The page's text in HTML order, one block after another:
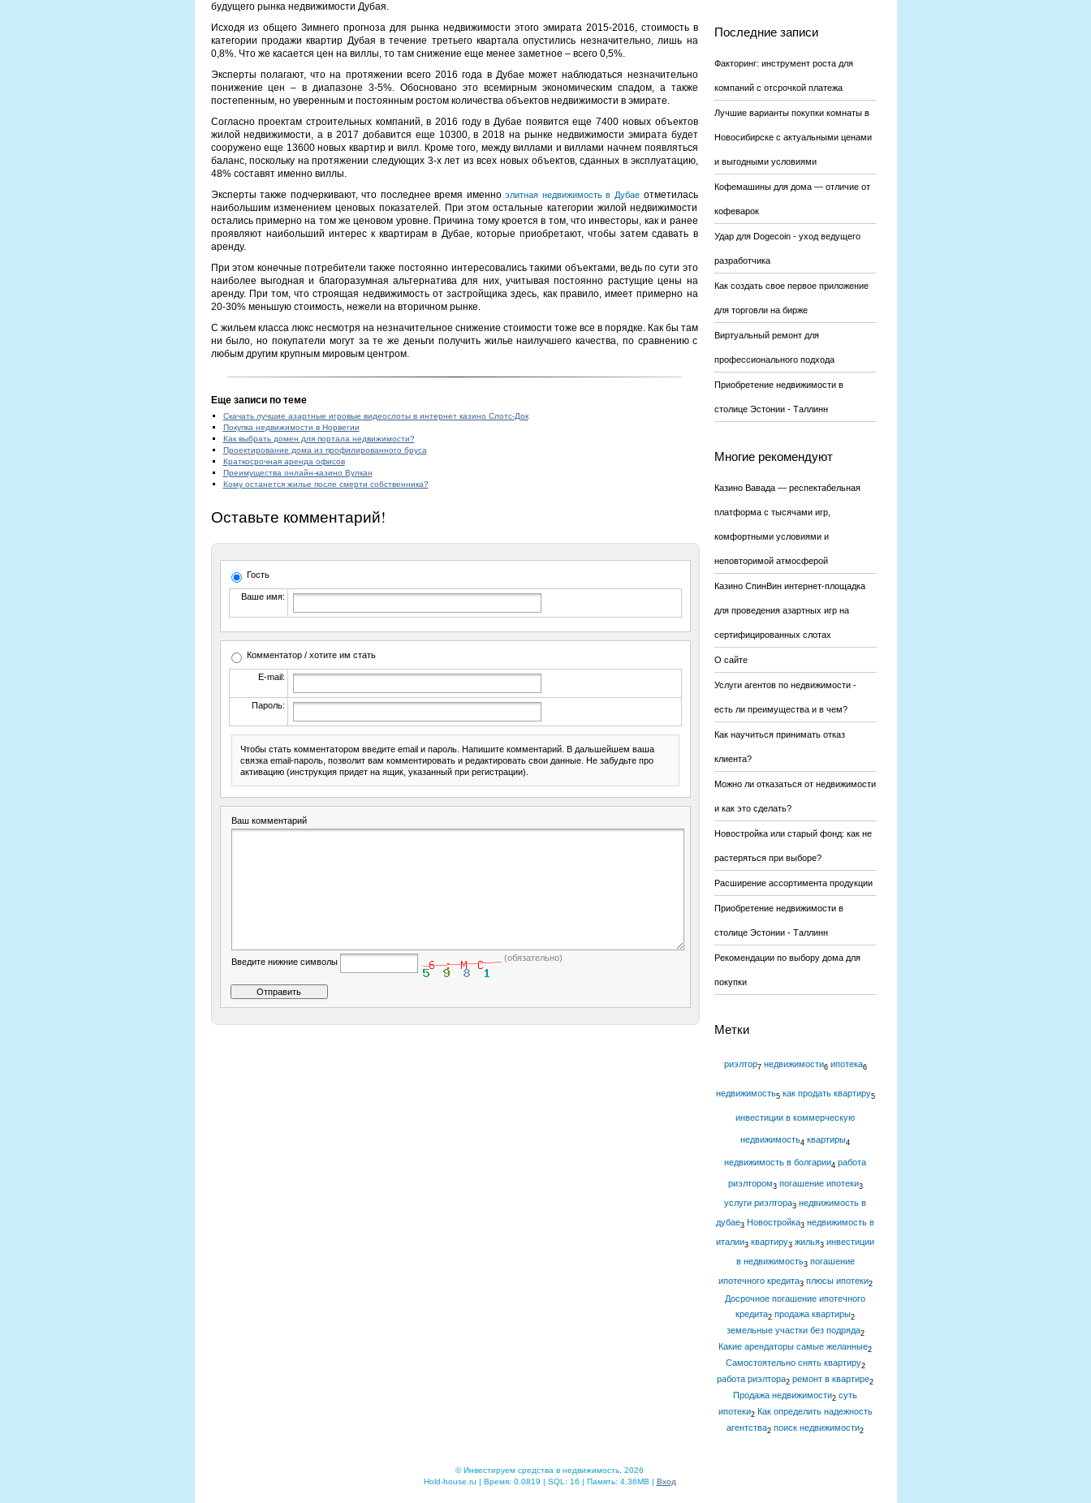
будущего рынка недвижимости Дубая.
Исходя из общего Зимнего прогноза для рынка недвижимости этого эмирата 2015-2016, стоимость в
категории продажи квартир Дубая в течение третьего квартала опустились незначительно, лишь на
0,8%. Что же касается цен на виллы, то там снижение еще менее заметное – всего 0,5%.
Эксперты полагают, что на протяжении всего 2016 года в Дубае может наблюдаться незначительно
понижение цен – в диапазоне 3-5%. Обосновано это всемирным экономическим спадом, а также
постепенным, но уверенным и постоянным ростом количества объектов недвижимости в эмирате.
Согласно проектам строительных компаний, в 2016 году в Дубае появится еще 7400 новых объектов
жилой недвижимости, а в 2017 добавится еще 10300, в 2018 на рынке недвижимости эмирата будет
сооружено еще 13600 новых квартир и вилл. Кроме того, между виллами и виллами начнем появляться
баланс, поскольку на протяжении следующих 3-х лет из всех новых объектов, сданных в эксплуатацию,
48% составят именно виллы.
Эксперты также подчеркивают, что последнее время именноэлитная недвижимость в Дубаеотметилась
наибольшим изменением ценовых показателей. При этом остальные категории жилой недвижимости
остались примерно на том же ценовом уровне. Причина тому кроется в том, что инвесторы, как и ранее
проявляют наибольший интерес к квартирам в Дубае, которые приобретают, чтобы затем сдавать в
аренду.
При этом конечные потребители также постоянно интересовались такими объектами, ведь по сути это
наиболее выгодная и благоразумная альтернатива для них, учитывая постоянно растущие цены на
аренду. При том, что строящая недвижимость от застройщика здесь, как правило, имеет примерно на
20-30% меньшую стоимость, нежели на вторичном рынке.
С жильем класса люкс несмотря на незначительное снижение стоимости тоже все в порядке. Как бы там
ни было, но покупатели могут за те же деньги получить жилье наилучшего качества, по сравнению с
любым другим крупным мировым центром.
Еще записи по теме
Скачать лучшие азартные игровые видеослоты в интернет казино Слотс-Док
Покупка недвижимости в Норвегии
Как выбрать домен для портала недвижимости?
Проектирование дома из профилированного бруса
Краткосрочная аренда офисов
Преимущества онлайн-казино Вулкан
Кому останется жилье после смерти собственника?
Оставьте комментарий!
Гость
Ваше имя:
Комментатор / хотите им стать
E-mail:
Пароль:
Чтобы стать комментатором введите email и пароль. Напишите комментарий. В дальшейшем ваша
связка email-пароль, позволит вам комментировать и редактировать свои данные. Не забудьте про
активацию (инструкция придет на ящик, указанный при регистрации).
Ваш комментарий
Введите нижние символы (обязательно)
Последние записи
Факторинг: инструмент роста для
компаний с отсрочкой платежа
Лучшие варианты покупки комнаты в
Новосибирске с актуальными ценами
и выгодными условиями
Кофемашины для дома — отличие от
кофеварок
Удар для Dogecoin - уход ведущего
разработчика
Как создать свое первое приложение
для торговли на бирже
Виртуальный ремонт для
профессионального подхода
Приобретение недвижимости в
столице Эстонии - Таллинн
Многие рекомендуют
Казино Вавада — респектабельная
платформа с тысячами игр,
комфортными условиями и
неповторимой атмосферой
Казино СпинВин интернет-площадка
для проведения азартных игр на
сертифицированных слотах
О сайте
Услуги агентов по недвижимости -
есть ли преимущества и в чем?
Как научиться принимать отказ
клиента?
Можно ли отказаться от недвижимости
и как это сделать?
Новостройка или старый фонд: как не
растеряться при выборе?
Расширение ассортимента продукции
Приобретение недвижимости в
столице Эстонии - Таллинн
Рекомендации по выбору дома для
покупки
Метки
риэлтор7 недвижимости6 ипотека6
недвижимость5 как продать квартиру5
инвестиции в коммерческую
недвижимость4 квартиры4
недвижимость в болгарии4 работа
риэлтором3 погашение ипотеки3
услуги риэлтора3 недвижимость в
дубае3 Новостройка3 недвижимость в
италии3 квартиру3 жилья3 инвестиции
в недвижимость3 погашение
ипотечного кредита3 плюсы ипотеки2
Досрочное погашение ипотечного
кредита2 продажа квартиры2
земельные участки без подряда2
Какие арендаторы самые желанные2
Самостоятельно снять квартиру2
работа риэлтора2 ремонт в квартире2
Продажа недвижимости2 суть
ипотеки2 Как определить надежность
агентства2 поиск недвижимости2
© Инвестируем средства в недвижимость, 2026
Hold-house.ru | Время: 0.0819 | SQL: 16 | Память: 4.36MB | Вход